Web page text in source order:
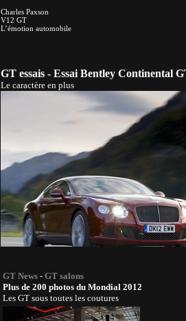
Charles Paxson
V12 GT
L’émotion automobile
GT essais - Essai Bentley Continental
Le caractère en plus
GT News - GT salons
Plus de 200 photos du Mondial 2012
Les GT sous toutes les coutures